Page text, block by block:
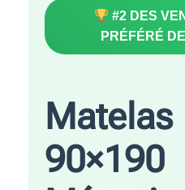
#2 DES
PRÉFÉRÉ
Matelas
90×190